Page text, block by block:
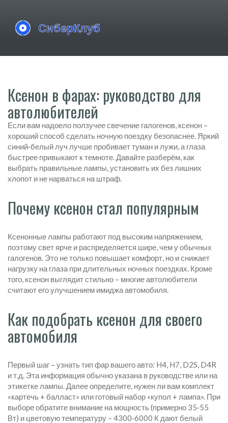
Ксенон в фарах: руководство для
автолюбителей
Если вам надоело ползучее свечение галогенов, ксенон –
хороший способ сделать ночную поездку безопаснее. Яркий
синий‑белый луч лучше пробивает туман и лужи, а глаза
быстрее привыкают к темноте. Давайте разберём, как
выбрать правильные лампы, установить их без лишних
хлопот и не нарваться на штраф.
Почему ксенон стал популярным
Ксенонные лампы работают под высоким напряжением,
поэтому свет ярче и распределяется шире, чем у обычных
галогенов. Это не только повышает комфорт, но и снижает
нагрузку на глаза при длительных ночных поездках. Кроме
того, ксенон выглядит стильно – многие автолюбители
считают его улучшением имиджа автомобиля.
Как подобрать ксенон для своего
автомобиля
Первый шаг – узнать тип фар вашего авто: H4, H7, D2S, D4R
и т.д. Эта информация обычно указана в руководстве или на
этикетке лампы. Далее определите, нужен ли вам комплект
«картечь + балласт» или готовый набор «купол + лампа». При
выборе обратите внимание на мощность (примерно 35‑55
Вт) и цветовую температуру – 4300‑6000 К дают белый